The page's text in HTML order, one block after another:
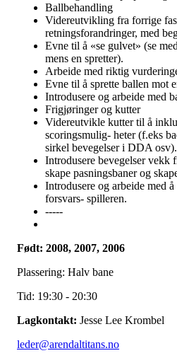
Ballbehandling
Videreutvikling fra forrige
retningsforandringer, med
Evne til å «se gulvet» (se
mens en spretter).
Arbeide med riktig
Evne til å sprette ballen mot
Introdusere og arbeide med
Frigjøringer og kutter
Videreutvikle kutter til å
scoringsmulig- heter (f.eks
sirkel bevegelser i DDA osv).
Introdusere bevegelser vekk
skape pasningsbaner og
Introdusere og arbeide med
forsvars- spilleren.
-----
Født: 2008, 2007, 2006
Plassering: Halv bane
Tid: 19:30 - 20:30
Lagkontakt: Jesse Lee Krombel
leder@arendaltitans.no